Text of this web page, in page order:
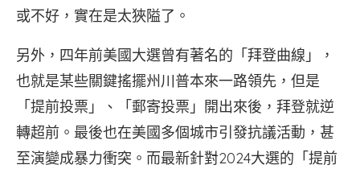
或不好，實在是太狹隘了。
另外，四年前美國大選曾有著名的「拜登曲線」，
也就是某些關鍵搖擺州川普本來一路領先，但是
「提前投票」、「郵寄投票」開出來後，拜登就逆
轉超前。最後也在美國多個城市引發抗議活動，甚
至演變成暴力衝突。而最新針對2024大選的「提前